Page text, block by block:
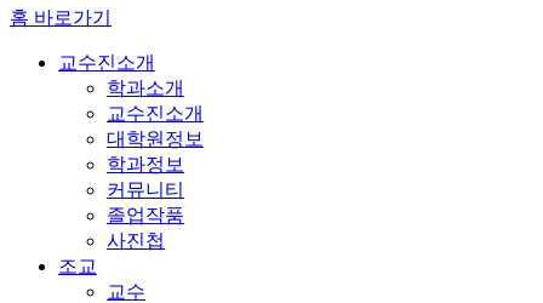
홈 바로가기
교수진소개
학과소개
교수진소개
대학원정보
학과정보
커뮤니티
졸업작품
사진첩
조교
교수